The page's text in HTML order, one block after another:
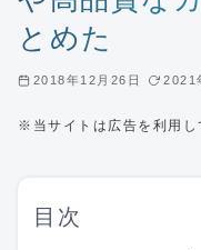
とめた
2018年12月26日 2021
※当サイトは広告を利用し
目次